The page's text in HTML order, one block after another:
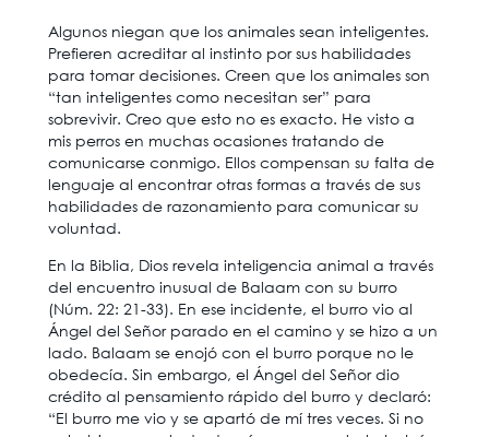
Algunos niegan que los animales sean inteligentes.
Prefieren acreditar al instinto por sus habilidades
para tomar decisiones. Creen que los animales son
“tan inteligentes como necesitan ser” para
sobrevivir. Creo que esto no es exacto. He visto a
mis perros en muchas ocasiones tratando de
comunicarse conmigo. Ellos compensan su falta de
lenguaje al encontrar otras formas a través de sus
habilidades de razonamiento para comunicar su
voluntad.
En la Biblia, Dios revela inteligencia animal a través
del encuentro inusual de Balaam con su burro
(Núm. 22: 21-33). En ese incidente, el burro vio al
Ángel del Señor parado en el camino y se hizo a un
lado. Balaam se enojó con el burro porque no le
obedecía. Sin embargo, el Ángel del Señor dio
crédito al pensamiento rápido del burro y declaró:
“El burro me vio y se apartó de mí tres veces. Si no